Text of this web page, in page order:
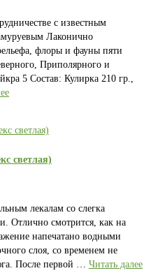
с известным
Лаконично
флоры и фауны пяти
Приполярного и
5 Состав: Кулирка 210 гр.,
светлая)
лекалам со слегка
Отлично смотрится, как на
напечатано водными
слоя, со временем не
После первой … Читать далее